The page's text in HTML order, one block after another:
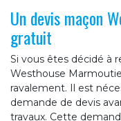
Un devis maçon
gratuit
Si vous êtes décidé à
Westhouse
ravalement. Il est
demande de devis
travaux. Cette